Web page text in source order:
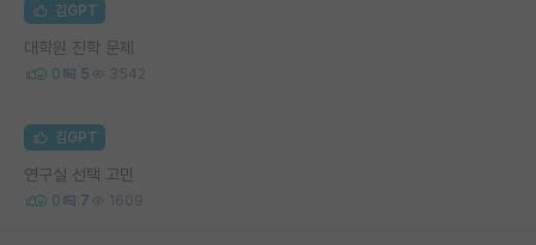
김GPT
대학원 진학 문제
0 5 3542
김GPT
연구실 선택 고민
0 7 1609